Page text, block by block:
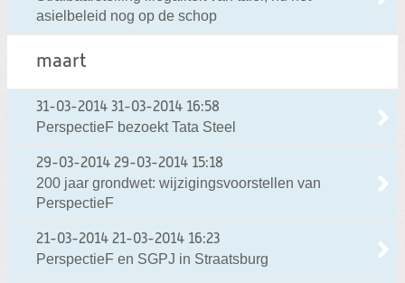
asielbeleid nog op de schop
maart
31-03-2014 31-03-2014 16:58
PerspectieF bezoekt Tata Steel
29-03-2014 29-03-2014 15:18
200 jaar grondwet: wijzigingsvoorstellen van
PerspectieF
21-03-2014 21-03-2014 16:23
PerspectieF en SGPJ in Straatsburg